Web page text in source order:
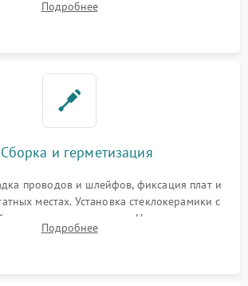
контактов и замена поврежденной
Подробнее
и герметизация
проводов и шлейфов, фиксация плат и
местах. Установка стеклокерамики с
равномерности зазоров. Нанесение
герметика или укладка уплотнительной
Подробнее